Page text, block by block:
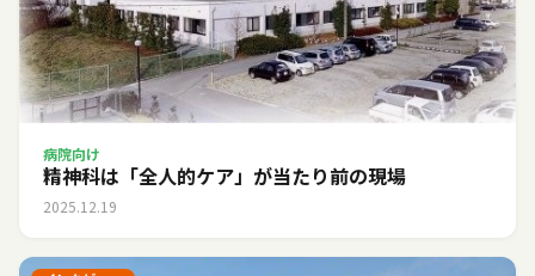
病院向け
精神科は「全人的ケア」が当たり前の現場
2025.12.19